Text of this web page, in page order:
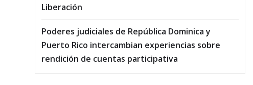
Liberación
Poderes judiciales de República Dominica y
Puerto Rico intercambian experiencias sobre
rendición de cuentas participativa